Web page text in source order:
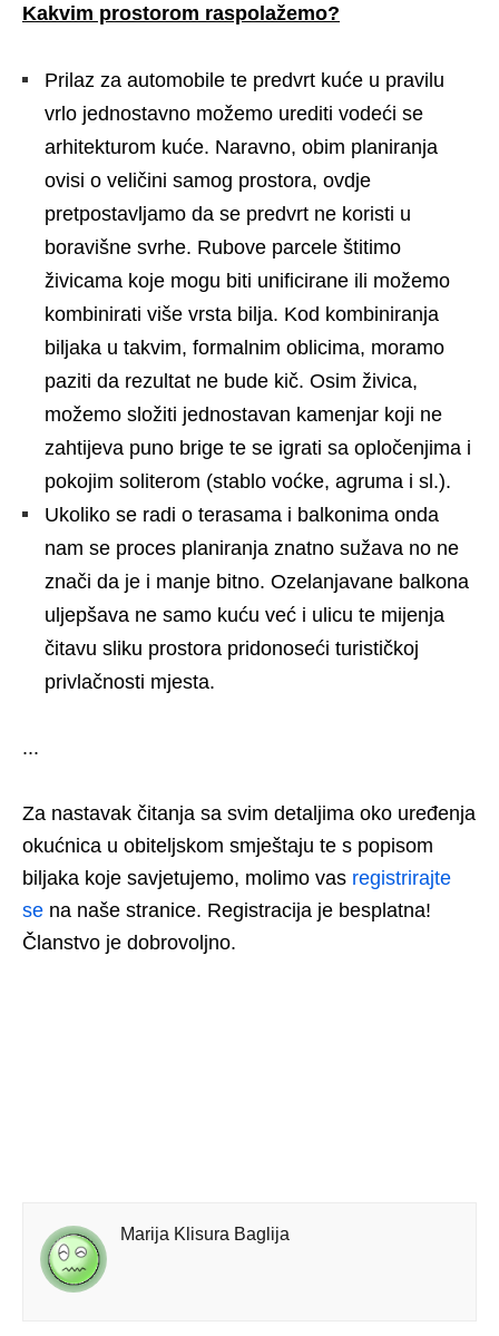
Kakvim prostorom raspolažemo?
Prilaz za automobile te predvrt kuće u pravilu
vrlo jednostavno možemo urediti vodeći se
arhitekturom kuće. Naravno, obim planiranja
ovisi o veličini samog prostora, ovdje
pretpostavljamo da se predvrt ne koristi u
boravišne svrhe. Rubove parcele štitimo
živicama koje mogu biti unificirane ili možemo
kombinirati više vrsta bilja. Kod kombiniranja
biljaka u takvim, formalnim oblicima, moramo
paziti da rezultat ne bude kič. Osim živica,
možemo složiti jednostavan kamenjar koji ne
zahtijeva puno brige te se igrati sa opločenjima i
pokojim soliterom (stablo voćke, agruma i sl.).
Ukoliko se radi o terasama i balkonima onda
nam se proces planiranja znatno sužava no ne
znači da je i manje bitno. Ozelanjavane balkona
uljepšava ne samo kuću već i ulicu te mijenja
čitavu sliku prostora pridonoseći turističkoj
privlačnosti mjesta.
...
Za nastavak čitanja sa svim detaljima oko uređenja
okućnica u obiteljskom smještaju te s popisom
biljaka koje savjetujemo, molimo vas registrirajte
se na naše stranice. Registracija je besplatna!
Članstvo je dobrovoljno.
Marija Klisura Baglija